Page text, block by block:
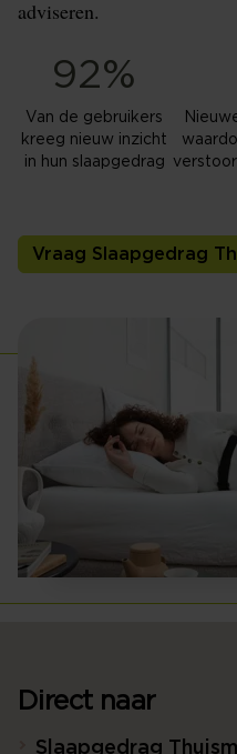
adviseren.
92%
Van de gebruikers
kreeg nieuw inzicht
in hun slaapgedrag
Vraag Slaapgedrag
Direct naar
Slaapgedrag